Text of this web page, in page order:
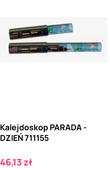
Kalejdoskop PARADA -
DZIEŃ 711155
Cena
46,13 zł